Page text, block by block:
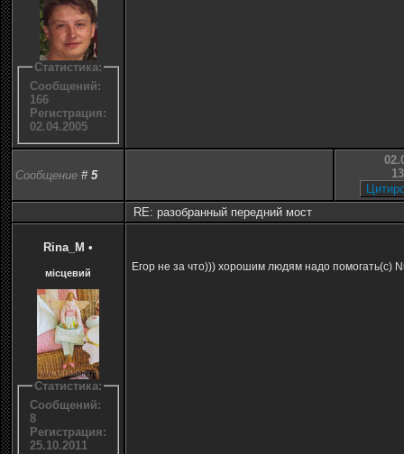
Статистика:
Сообщений:
166
Регистрация:
02.04.2005
Сообщение # 5
RE: разобранный передний мост
Rina_M •
місцевий
Статистика:
Сообщений:
8
Регистрация:
25.10.2011
Егор не за что))) хорошим людям надо помогать(с)